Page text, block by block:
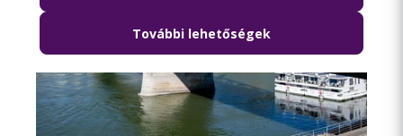
További lehetőségek